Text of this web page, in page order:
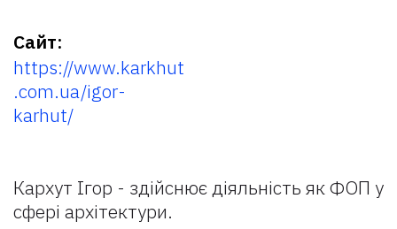
Кархут Ігор - здійснює діяльність як ФОП у
сфері архітектури.
Сайт:
https://www.karkhut
.com.ua/igor-
karhut/